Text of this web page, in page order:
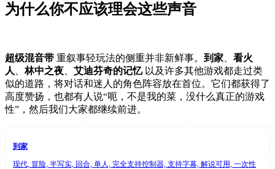
为什么你不应该理会这些声音
超级混音带 重叙事轻玩法的侧重并非新鲜事。 到家
看火
人
、林中之夜 艾迪芬奇的记忆以及许多其他游戏都走过类
似的道路，将对话和迷人的角色阵容放在首位。它们都获得了
高度赞扬，也都有人说“呃，不是我的菜，没什么真正的游戏
性”，然后我们大家都继续前进。
到家
现代, 冒险, 半写实, 回合, 单人, 完全支持控制器, 支持字幕, 解说可用, 一次性